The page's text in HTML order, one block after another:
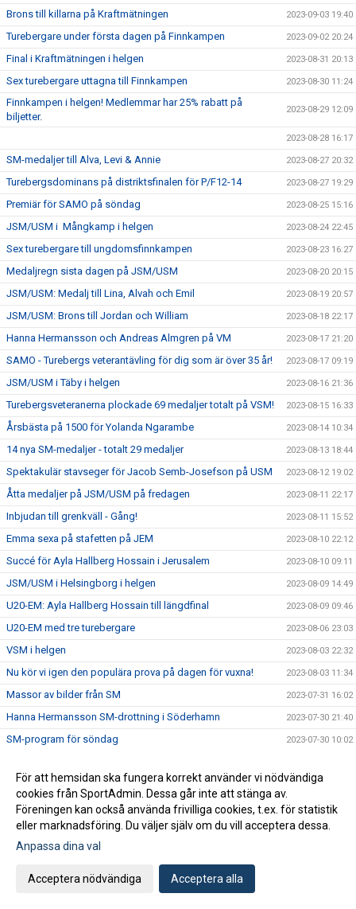
Brons till killarna på Kraftmätningen 2023-09-03 19:40
Turebergare under första dagen på Finnkampen 2023-09-02 20:24
Final i Kraftmätningen i helgen 2023-08-31 20:13
Sex turebergare uttagna till Finnkampen 2023-08-30 11:24
Finnkampen i helgen! Medlemmar har 25% rabatt på
biljetter.
2023-08-29 12:09
2023-08-28 16:17
SM-medaljer till Alva, Levi & Annie 2023-08-27 20:32
Turebergsdominans på distriktsfinalen för P/F12-14 2023-08-27 19:29
Premiär för SAMO på söndag 2023-08-25 15:16
JSM/USM i Mångkamp i helgen 2023-08-24 22:45
Sex turebergare till ungdomsfinnkampen 2023-08-23 16:27
Medaljregn sista dagen på JSM/USM 2023-08-20 20:15
JSM/USM: Medalj till Lina, Alvah och Emil 2023-08-19 20:57
JSM/USM: Brons till Jordan och William 2023-08-18 22:17
Hanna Hermansson och Andreas Almgren på VM 2023-08-17 21:20
SAMO - Turebergs veterantävling för dig som är över 35 år! 2023-08-17 09:19
JSM/USM i Täby i helgen 2023-08-16 21:36
Turebergsveteranerna plockade 69 medaljer totalt på VSM! 2023-08-15 16:33
Årsbästa på 1500 för Yolanda Ngarambe 2023-08-14 10:34
14 nya SM-medaljer - totalt 29 medaljer 2023-08-13 18:44
Spektakulär stavseger för Jacob Semb-Josefson på USM 2023-08-12 19:02
Åtta medaljer på JSM/USM på fredagen 2023-08-11 22:17
Inbjudan till grenkväll - Gång! 2023-08-11 15:52
Emma sexa på stafetten på JEM 2023-08-10 22:12
Succé för Ayla Hallberg Hossain i Jerusalem 2023-08-10 09:11
JSM/USM i Helsingborg i helgen 2023-08-09 14:49
U20-EM: Ayla Hallberg Hossain till längdfinal 2023-08-09 09:46
U20-EM med tre turebergare 2023-08-06 23:03
VSM i helgen 2023-08-03 22:32
Nu kör vi igen den populära prova på dagen för vuxna! 2023-08-03 11:34
Massor av bilder från SM 2023-07-31 16:02
Hanna Hermansson SM-drottning i Söderhamn 2023-07-30 21:40
SM-program för söndag 2023-07-30 10:02
SM-program för lördag 2023-07-29 09:20
SM i Söderhamn - dag 1 2023-07-28 23:48
Tre turebergare uttagna till U20-EM 2023-07-28 17:33
SM-program för fredag
Dags för SM i helgen
För att hemsidan ska fungera korrekt använder vi nödvändiga
cookies från SportAdmin. Dessa går inte att stänga av.
Föreningen kan också använda frivilliga cookies, t.ex. för statistik
eller marknadsföring. Du väljer själv om du vill acceptera dessa.
Anpassa dina val
Acceptera nödvändiga Acceptera alla